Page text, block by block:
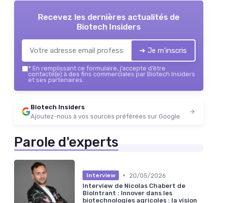
Recevez les dernières actualités de
Biotech Insiders
➔ Je m'inscris
* En remplissant ce formulaire, j’accepte d’être
contacté(e) à des fins commerciales par Biotech Insiders
et ses partenaires.
Biotech Insiders
Ajoutez-nous à vos sources préférées sur Google
Parole d'experts
Interview •
20/05/2026
Interview de Nicolas Chabert de
BioIntrant : Innover dans les
biotechnologies agricoles : la vision